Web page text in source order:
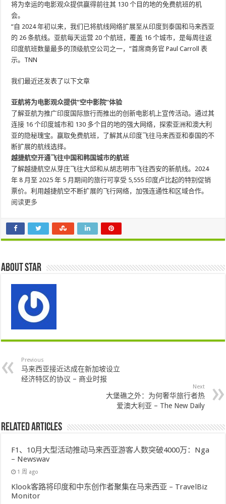
将为幸运的电影观众提供赢得前往其 130 个目的地的免费航班的机
会。
“自 2024 年初以来，我们已将航线网络扩展至从印度到泰国和马来西亚
的 26 条航线。亚航每天运营 20 个航班，覆盖 16 个城市，是每周往返
印度航班数量最多的顶级航空公司之一，”首席商务官 Paul Carroll 表
示。TNN
我们最近还发表了以下文章
亚航将为电影观众提供“空中影院”体验
了解亚航为推广印度国际旅行而推出的创新电影机上宣传活动。通过其
连接 16 个印度城市和 130 多个目的地的强大网络，探索亚洲和澳大利
亚的隐秘瑰宝。赢取免费航班，了解其从印度飞往马来西亚和泰国的不
断扩展的航线选择。
越捷航空开通飞往中国和韩国城市的航班
了解越捷航空从芽庄飞往大邱和从胡志明市飞往西安的新航线。2024
年 8 月至 2025 年 5 月期间的旅行可享受 5,555 印度卢比起的特别促销
票价。利用越捷航空不断扩展的飞行网络，加强连通性和区域合作。
阅读更多
About star
Previous
马来西亚接近达成在新加坡设立
经济特区的协议 – 商业时报
Next
大堡礁之外：为何奢华旅行者热
爱澳大利亚 – The New Daily
Related Articles
F1、10月大型活动推动马来西亚游客人数突破4000万：Nga
– Newswav
1 周 ago
Klook客路将印度和中东创作者聚集在马来西亚 – TravelBiz
Monitor